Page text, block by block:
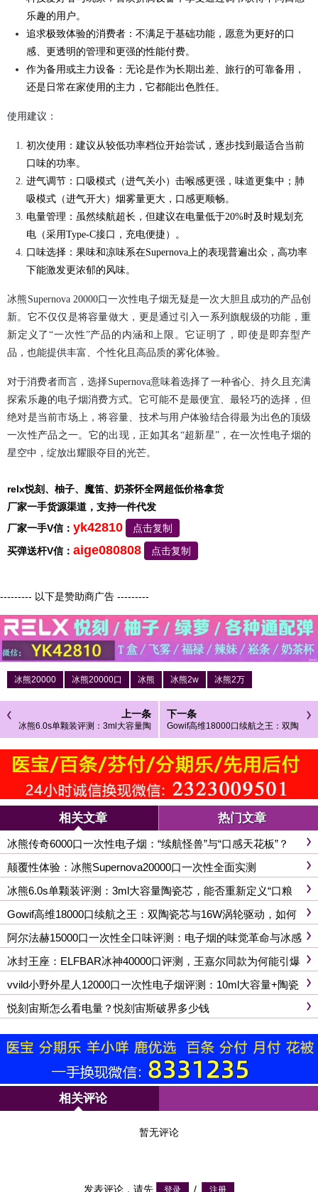
乐趣的用户。
追求极致体验的消费者：不满足于基础功能，愿意为更好的口
感、更透明的管理和更强的性能付费。
作为备用或主力设备：无论是作为长期出差、旅行的可靠备用，
还是日常在家使用的主力，它都能出色胜任。
使用建议：
初次使用：建议从较低功率档位开始尝试，逐步找到最适合当前
口味的功率。
进气调节：口吸模式（进气关小）击喉感更强，味道更集中；肺
吸模式（进气开大）烟雾量更大，口感更顺畅。
电量管理：虽然续航超长，但建议在电量低于20%时及时规划充
电（采用Type-C接口，充电便捷）。
口味选择：果味和凉味系在Supernova上的表现普遍出众，高功率
下能激发更浓郁的风味。
冰熊Supernova 20000口一次性电子烟无疑是一次大胆且成功的产品创
新。它不仅仅是将容量做大，更是通过引入一系列旗舰级的功能，重
新定义了“一次性”产品的内涵和上限。它证明了，即使是即弃型产
品，也能提供丰富、个性化且高品质的雾化体验。
对于消费者而言，选择Supernova意味着选择了一种省心、持久且充满
探索乐趣的电子烟消费方式。它可能不是最便宜、最轻巧的选择，但
绝对是当前市场上，将容量、技术与用户体验结合得最为出色的顶级
一次性产品之一。它的出现，正如其名“超新星”，在一次性电子烟的
星空中，绽放出耀眼夺目的光芒。
relx悦刻、柚子、魔笛、奶茶怀全网超低价格拿货
厂家一手货源渠道，支持一件代发
厂家一手V信： yk42810
点击复制
买弹送杆V信： aige080808 点击复制
--------- 以下是赞助商广告 ---------
冰熊20000 冰熊20000口 冰熊 冰熊2w 冰熊2万
上一条
冰熊6.0s单颗装评测：3ml大容量陶
下一条
Gowif高维18000口续航之王：双陶
相关文章 热门文章
冰熊传奇6000口一次性电子烟：“续航怪兽”与“口感天花板”？
颠覆性体验：冰熊Supernova20000口一次性全面实测
冰熊6.0s单颗装评测：3ml大容量陶瓷芯，能否重新定义“口粮
弹”标准？
Gowif高维18000口续航之王：双陶瓷芯与16W涡轮驱动，如何
重新定义一次性电子烟天花板？
阿尔法赫15000口一次性全口味评测：电子烟的味觉革命与冰感
盛宴
冰封王座：ELFBAR冰神40000口评测，王嘉尔同款为何能引爆
市场？
vvild小野外星人12000口一次性电子烟评测：10ml大容量+陶瓷
芯，口感与续航的终极对决
悦刻宙斯怎么看电量？悦刻宙斯破界多少钱
相关评论
暂无评论
发表评论，请先 /